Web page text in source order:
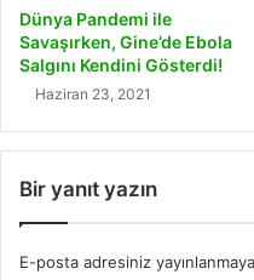
Dünya Pandemi ile
Savaşırken, Gine’de Ebola
Salgını Kendini Gösterdi!
Haziran 23, 2021
Bir yanıt yazın
E-posta adresiniz